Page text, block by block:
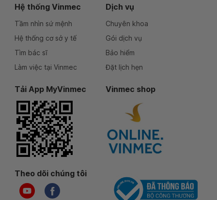
Hệ thống Vinmec
Tầm nhìn sứ mệnh
Hệ thống cơ sở y tế
Tìm bác sĩ
Làm việc tại Vinmec
Dịch vụ
Chuyên khoa
Gói dịch vụ
Bảo hiểm
Đặt lịch hẹn
Tải App MyVinmec Vinmec shop
Theo dõi chúng tôi